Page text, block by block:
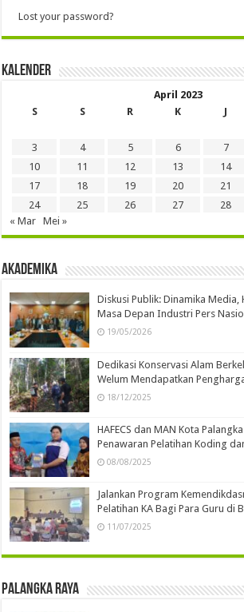
Lost your password?
Kalender
April 2023
S
S R K J
3
4 5 6 7
10
11 12 13 14
17
18 19 20 21
24
25 26 27 28
« Mar
Mei »
Akademika
Diskusi Publik: Dinamika Media,
Masa Depan Industri Pers
19/05/2026
Dedikasi Konservasi Alam
Welum Mendapatkan
18/12/2025
HAFECS dan MAN Kota
Penawaran Pelatihan Koding
08/08/2025
Jalankan Program
Pelatihan KA Bagi Para Guru di
11/07/2025
Palangka Raya